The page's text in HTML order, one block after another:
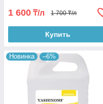
1 600 ₸/л 1 700 ₸/л
Купить
Новинка –6%